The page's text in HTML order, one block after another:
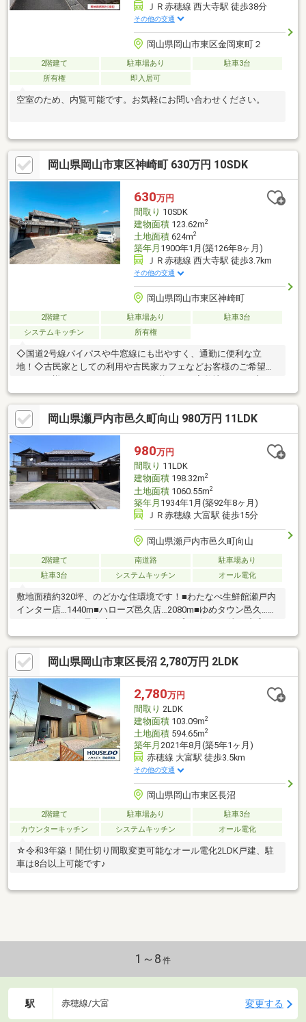
ＪＲ赤穂線 西大寺駅 徒歩38分
その他の交通
岡山県岡山市東区金岡東町２
2階建て 駐車場あり
駐車3台
所有権
即入居可
空室のため、内覧可能です。お気軽にお問い合わせください。
岡山県岡山市東区神崎町 630万円 10SDK
630万円
間取り 10SDK
建物面積123.62m2
土地面積624m2
築年月 1900年1月(築126年8ヶ月)
ＪＲ赤穂線 西大寺駅 徒歩3.7km
その他の交通
岡山県岡山市東区神崎町
2階建て 駐車場あり
駐車3台
システムキッチン
所有権
◇国道2号線バイパスや牛窓線にも出やすく、通勤に便利な立
地！◇古民家としての利用や古民家カフェなどお客様のご希望に
（約188.8坪）◇隣接の田んぼも同時取得となる場合、年間4000
円前後の賃料収入が入ります。◇リフォームのご相談もお気軽に
お申し付けください！※建築年月日は不明です。※増改築有のため
延床面積不明です。新しいライフスタイルにぜひご検討くださ
い！《住宅のことならNINEにお任せ！》ご不安がある方はお気軽
にご相談ください！不動産購入には欠かせない大事な資金面のご
相談もしっかりとご対応させて頂きます！
岡山県瀬戸内市邑久町向山 980万円 11LDK
980万円
間取り 11LDK
建物面積198.32m2
土地面積1060.55m2
築年月 1934年1月(築92年8ヶ月)
ＪＲ赤穂線 大富駅 徒歩15分
岡山県瀬戸内市邑久町向山
2階建て 南道路
駐車場あり
駐車3台
システムキッチン オール電化
敷地面積約320坪、のどかな住環境です！■わたなべ生鮮館瀬戸内
インター店…1440m■ハローズ邑久店…2080m■ゆめタウン邑久…
1450m■瀬戸内市立今城小学校…1010m■瀬戸内市立邑久中学校…
3280m◇お問合せは◇【資料請求】ボタンまたは【0869-24-
0333】までお電話ください♪
岡山県岡山市東区長沼 2,780万円 2LDK
2,780万円
間取り 2LDK
建物面積103.09m2
土地面積594.65m2
築年月 2021年8月(築5年1ヶ月)
赤穂線 大富駅 徒歩3.5km
その他の交通
岡山県岡山市東区長沼
2階建て 駐車場あり
駐車3台
カウンターキッチン
システムキッチン オール電化
☆令和3年築！間仕切り間取変更可能なオール電化2LDK戸建、駐
車は8台以上可能です♪
1～8 件
駅 赤穂線/大富 変更する